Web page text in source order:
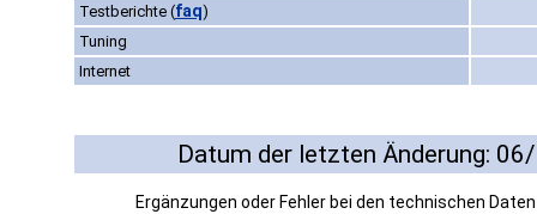
Testberichte (faq)
Tuning
Internet
Datum der letzten Änderung:
Ergänzungen oder Fehler bei den technischen